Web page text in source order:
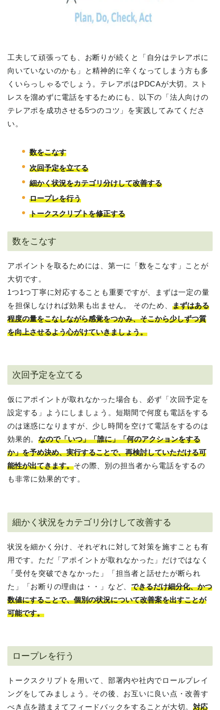
工夫して頑張っても、お断りが続くと「自分はテレアポに
向いていないのかも」と精神的に辛くなってしまう方も多
くいらっしゃるでしょう。テレアポはPDCAが大切。スト
レスを溜めずに電話をするためにも、以下の「法人向けの
テレアポを成功させる5つのコツ」を実践してみてくださ
い。
数をこなす
次回予定を立てる
細かく状況をカテゴリ分けして改善する
ロープレを行う
トークスクリプトを修正する
数をこなす
アポイントを取るためには、第一に「数をこなす」ことが
大切です。
1つ1つ丁寧に対応することも重要ですが、まずは一定の量
を担保しなければ効果も出ません。 そのため、 まずはある
程度の量をこなしながら感覚をつかみ、そこから少しずつ質
を向上させるよう心がけていきましょう。
次回予定を立てる
仮にアポイントが取れなかった場合も、必ず「次回予定を
設定する」ようにしましょう。短期間で何度も電話をする
のは迷惑になりますが、少し時間を空けて電話をするのは
効果的。 なので「いつ」「誰に」「何のアクションをする
か」を予め決め、実行することで、再検討していただける可
能性が出てきます。その際、別の担当者から電話をするの
も非常に効果的です。
細かく状況をカテゴリ分けして改善する
状況を細かく分け、それぞれに対して対策を施すことも有
用です。ただ「アポイントが取れなかった」だけではなく
「受付を突破できなかった」「担当者と話せたが断られ
た」「お断りの理由は・・」など、 できるだけ細分化、かつ
数値にすることで、個別の状況について改善案を出すことが
可能です。
ロープレを行う
トークスクリプトを用いて、部署内や社内でロールプレイ
ングをしてみましょう。その後、お互いに良い点・改善す
べき点を踏まえてフィードバックをすることが大切。 対応